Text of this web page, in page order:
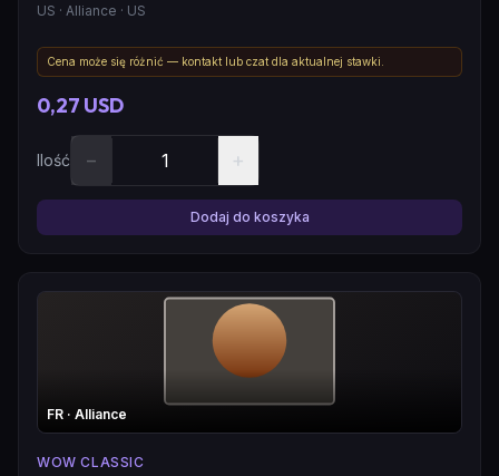
US · Alliance · US
Cena może się różnić — kontakt lub czat dla aktualnej stawki.
0,27 USD
Ilość − +
Dodaj do koszyka
FR · Alliance
WOW CLASSIC